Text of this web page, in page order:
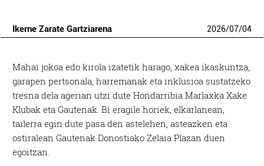
Ikerne Zarate Gartziarena 2026/07/04
Mahai jokoa edo kirola izatetik harago, xakea ikaskuntza,
garapen pertsonala, harremanak eta inklusioa sustatzeko
tresna dela agerian utzi dute Hondarribia Marlaxka Xake
Klubak eta Gautenak. Bi eragile horiek, elkarlanean,
tailerra egin dute pasa den astelehen, asteazken eta
ostiralean Gautenak Donostiako Zelaia Plazan duen
egoitzan.